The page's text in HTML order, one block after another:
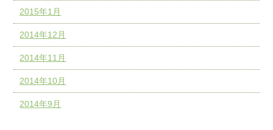
2015年1月
2014年12月
2014年11月
2014年10月
2014年9月